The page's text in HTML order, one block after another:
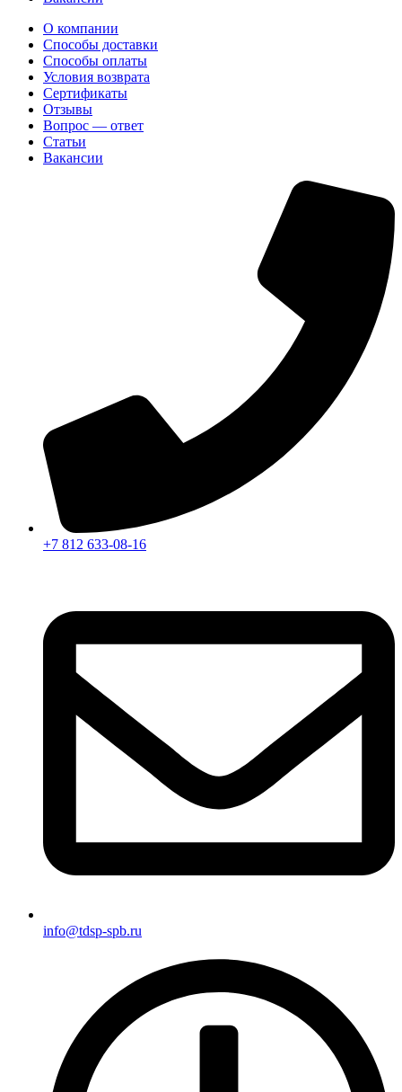
О компании
Способы доставки
Способы оплаты
Условия возврата
Сертификаты
Отзывы
Вопрос — ответ
Статьи
Вакансии
+7 812 633-08-16
info@tdsp-spb.ru